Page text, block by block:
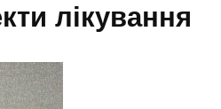
лікування